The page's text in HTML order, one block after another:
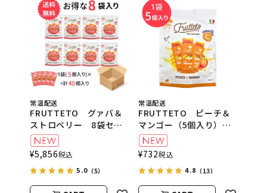
常温配送
FRUTTETO グァバ＆
ストロベリー 8袋セッ
ト FRUTTETO（フル
ッテート）
¥5,856税込
5.0 （5）
常温配送
FRUTTETO ピーチ＆
マンゴー（5個入り）
FRUTTETO（フルッテ
ート）
¥732税込
4.8 （13）